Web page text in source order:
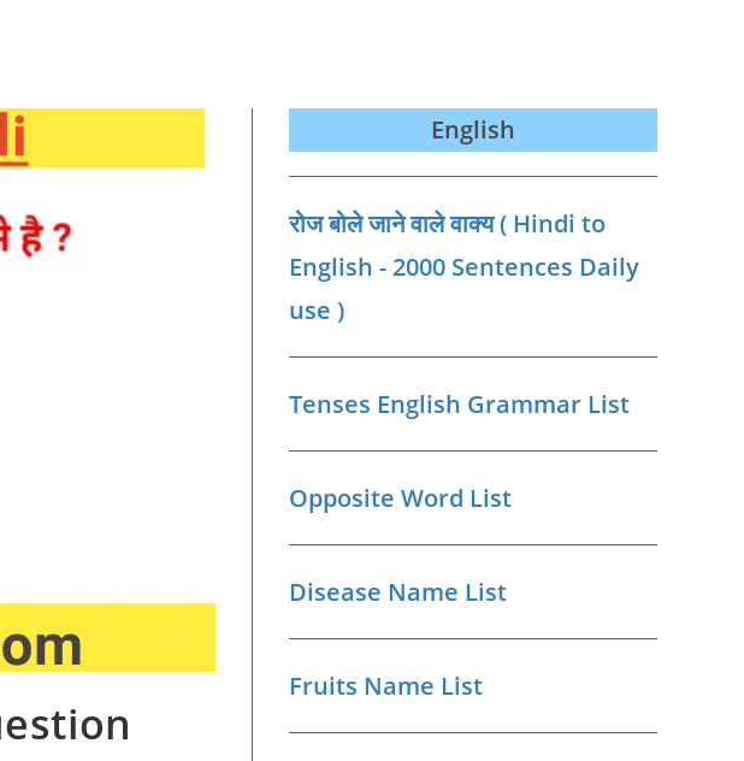
English
रोज बोले जाने वाले वाक्‍य ( Hindi to
English - 2000 Sentences Daily
use )
Tenses English Grammar List
Opposite Word List
Disease Name List
Fruits Name List